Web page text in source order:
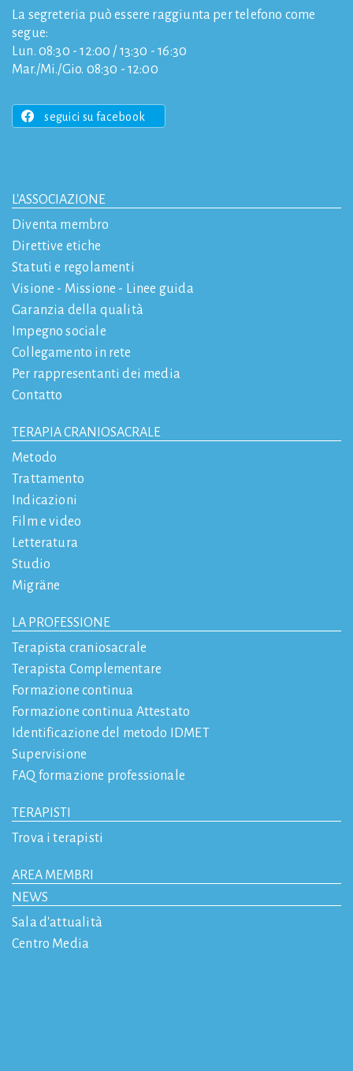
La segreteria può essere raggiunta per telefono come
segue:
Lun. 08:30 - 12:00 / 13:30 - 16:30
Mar./Mi./Gio. 08:30 - 12:00
seguici su facebook
L'ASSOCIAZIONE
Diventa membro
Direttive etiche
Statuti e regolamenti
Visione - Missione - Linee guida
Garanzia della qualità
Impegno sociale
Collegamento in rete
Per rappresentanti dei media
Contatto
TERAPIA CRANIOSACRALE
Metodo
Trattamento
Indicazioni
Film e video
Letteratura
Studio
Migräne
LA PROFESSIONE
Terapista craniosacrale
Terapista Complementare
Formazione continua
Formazione continua Attestato
Identificazione del metodo IDMET
Supervisione
FAQ formazione professionale
TERAPISTI
Trova i terapisti
AREA MEMBRI
NEWS
Sala d'attualità
Centro Media